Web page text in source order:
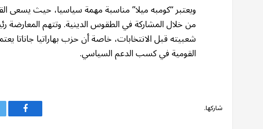
ويعتبر “كومبه ميلا” مناسبة مهمة سياسيا، حيث يسعى
من خلال المشاركة في الطقوس الدينية. وتتهم المعارضة
شعبيته قبل الانتخابات، خاصة أن حزب بهاراتيا جاناتا
القومية في كسب الدعم السياسي.
شاركها.